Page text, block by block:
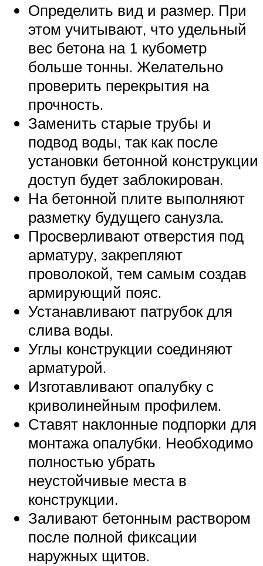
Определить вид и размер. При
этом учитывают, что удельный
вес бетона на 1 кубометр
больше тонны. Желательно
проверить перекрытия на
прочность.
Заменить старые трубы и
подвод воды, так как после
установки бетонной конструкции
доступ будет заблокирован.
На бетонной плите выполняют
разметку будущего санузла.
Просверливают отверстия под
арматуру, закрепляют
проволокой, тем самым создав
армирующий пояс.
Устанавливают патрубок для
слива воды.
Углы конструкции соединяют
арматурой.
Изготавливают опалубку с
криволинейным профилем.
Ставят наклонные подпорки для
монтажа опалубки. Необходимо
полностью убрать
неустойчивые места в
конструкции.
Заливают бетонным раствором
после полной фиксации
наружных щитов.